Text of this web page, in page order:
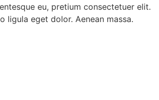
eu, pretium consectetuer elit.
ligula eget dolor. Aenean massa.